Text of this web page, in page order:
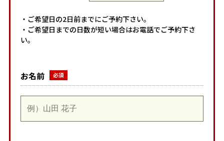
・ご希望日の2日前までにご予約下さい。
・ご希望日までの日数が短い場合はお電話でご予約下さ
い。
お名前